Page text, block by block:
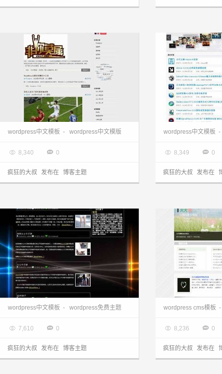
wordpress中文模板 - wordpress中文模版
 8,340  0
疯狂的大叔 发布在 博客主题
wordpress中文模板 -
 8,349  0
疯狂的大叔 发布在
wordpress博客:国人原创xuanli主题
wordpress中文模板 - wordpress免费主题
 7,610  0
疯狂的大叔 发布在 博客主题
wordpress cms模板 -
 8,236  0
疯狂的大叔 发布在